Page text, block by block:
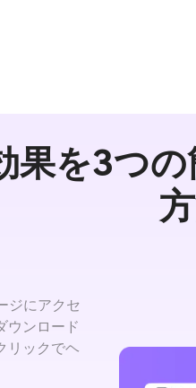
果を3つ
ジにアクセ
ウンロード
リックでヘ